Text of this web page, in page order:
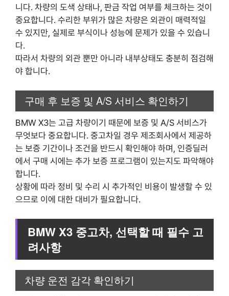
니다. 차량의 도색 상태나, 판금 작업 여부를 체크하는 것이
중요합니다. 수리한 부위가 많은 차량은 외관이 매력적일
수 있지만, 실제로 부식이나 성능에 문제가 있을 수 있습니
다.
따라서 차량의 외관 뿐만 아니라 내부상태도 충분히 점검해
야 합니다.
구매 후 보증 및 A/S 서비스 확인하기
BMW X3는 고급 차량이기 때문에 보증 및 A/S 서비스가
무엇보다 중요합니다. 중고차일 경우 제조회사에서 제공하
는 보증 기간이나 조건을 반드시 확인해야 하며, 인증딜러
에서 구매 시에는 추가 보증 프로그램이 있는지도 파악해야
합니다.
상황에 따라 정비 및 수리 시 추가적인 비용이 발생할 수 있
으므로 이에 대한 대비가 필요합니다.
BMW X3 중고차, 선택할 때 필수 고
려사항
차량 운전 감각 확인하기